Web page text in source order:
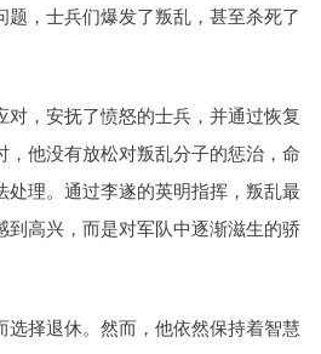
，士兵们爆发了叛乱，甚至杀死了
，安抚了愤怒的士兵，并通过恢复
他没有放松对叛乱分子的惩治，命
处理。通过李遂的英明指挥，叛乱最
到高兴，而是对军队中逐渐滋生的骄
选择退休。然而，他依然保持着智慧